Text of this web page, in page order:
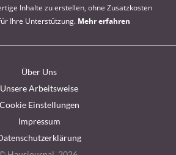
Inhalte zu erstellen, ohne Zusatzkosten
Ihre Unterstützung. Mehr erfahren
Über Uns
Unsere Arbeitsweise
Cookie Einstellungen
Impressum